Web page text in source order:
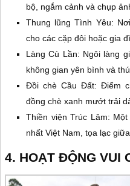
bộ, ngắm cảnh và chụp
Thung lũng Tình Yêu:
cho các cặp đôi hoặc gia
Làng Cù Lần: Ngôi làng
không gian yên bình và
Đồi chè Cầu Đất: Điểm
đồng chè xanh mướt trải
Thiền viện Trúc Lâm:
nhất Việt Nam, tọa lạc
4. HOẠT ĐỘNG VUI